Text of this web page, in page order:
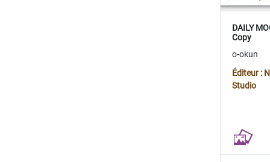
DAILY
Copy
o-okun
Éditeur :
Studio